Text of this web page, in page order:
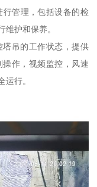
管理，包括设备的检
护和保养。
吊的工作状态，提供
作，视频监控，风速
运行。